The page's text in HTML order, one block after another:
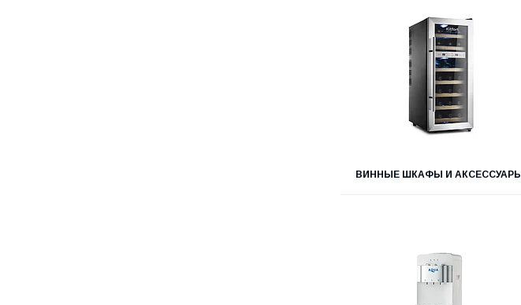
ВИННЫЕ ШКАФЫ И АКСЕССУАРЫ